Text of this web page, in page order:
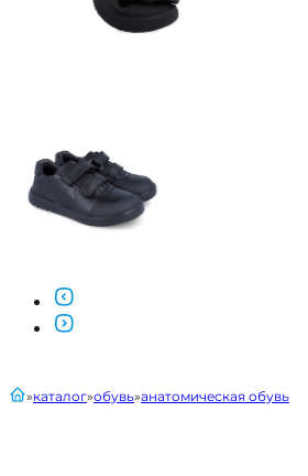
главнаякаталог обувь анатомическая обувь